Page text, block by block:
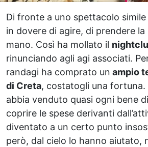
Di fronte a uno spettacolo
in dovere di agire, di prendere la
mano. Così ha mollato il
rinunciando agli agi associati.
randagi ha comprato un ampio
di Creta, costatogli una
abbia venduto quasi ogni bene
coprire le spese derivanti
diventato a un certo punto
però, dal cielo lo hanno aiutato,